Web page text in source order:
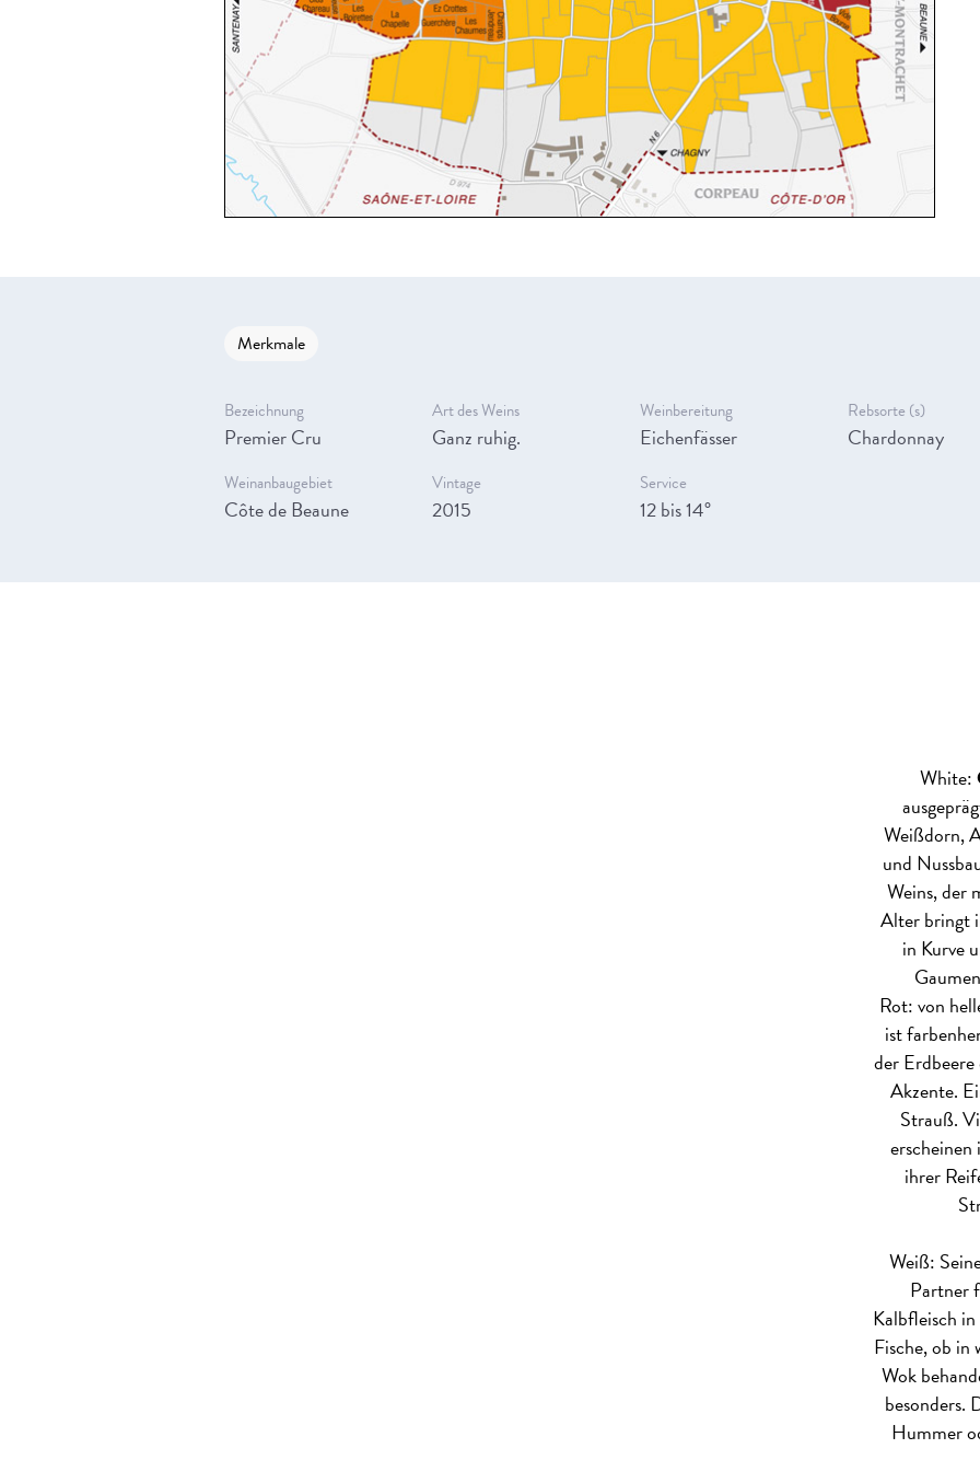
Merkmale
Bezeichnung
Premier Cru
Art des Weins
Ganz ruhig.
Weinbereitung
Eichenfässer
Rebsorte (s)
Chardonnay
Weinanbaugebiet
Côte de Beaune
Vintage
2015
Service
12 bis 14°
White:
Weißdorn,
und
Weins, der
Alter bringt
in Kurve
Rot: von
ist
der Erdbeere
Akzente.
Strauß.
erscheinen
ihrer
Weiß:
Partner
Kalbfleisch
Fische, ob in
Wok
besonders.
Hummer